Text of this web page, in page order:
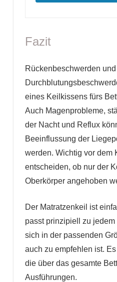
Fazit
Rückenbeschwerden und
eines Keilkissens fürs
Auch Magenprobleme,
der Nacht und Reflux
Beeinflussung der
werden. Wichtig vor dem
entscheiden, ob nur der
Oberkörper angehoben
Der Matratzenkeil ist
passt prinzipiell zu
sich in der passenden
auch zu empfehlen ist.
die über das gesamte
Ausführungen.